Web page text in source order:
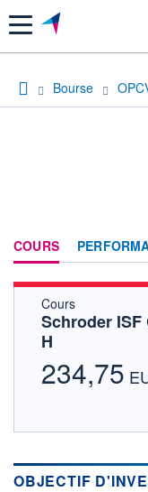
Menu
Bourse
COURS
Cours
Schroder ISF
H
234,75
LU0352098080 -
OPCVM DERNIER
OBJECTIF